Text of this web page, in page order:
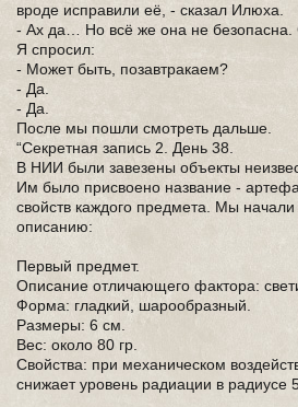
вроде исправили её, - сказал Илюха.
- Ах да… Но всё же она не
Я спросил:
- Может быть, позавтракаем?
- Да.
- Да.
После мы пошли смотреть дальше.
“Секретная запись 2. День 38.
В НИИ были завезены объекты
Им было присвоено название -
свойств каждого предмета. Мы
описанию:
Первый предмет.
Описание отличающего фактора:
Форма: гладкий, шарообразный.
Размеры: 6 см.
Вес: около 80 гр.
Свойства: при механическом
снижает уровень радиации в радиусе